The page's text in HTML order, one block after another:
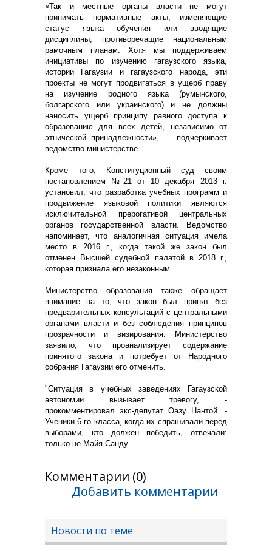
«Так и местные органы власти не могут
принимать нормативные акты, изменяющие
статус языка обучения или вводящие
дисциплины, противоречащие национальным
рамочным планам. Хотя мы поддерживаем
инициативы по изучению гагаузского языка,
истории Гагаузии и гагаузского народа, эти
проекты не могут продвигаться в ущерб праву
на изучение родного языка (румынского,
болгарского или украинского) и не должны
наносить ущерб принципу равного доступа к
образованию для всех детей, независимо от
этнической принадлежности», — подчеркивает
ведомство министерстве.
Кроме того, Конституционный суд своим
постановлением №21 от 10 декабря 2013 г.
установил, что разработка учебных программ и
продвижение языковой политики являются
исключительной прерогативой центральных
органов государственной власти. Ведомство
напоминает, что аналогичная ситуация имела
место в 2016 г., когда такой же закон был
отменен Высшей судебной палатой в 2018 г.,
которая признала его незаконным.
Министерство образования также обращает
внимание на то, что закон был принят без
предварительных консультаций с центральными
органами власти и без соблюдения принципов
прозрачности и визирования. Министерство
заявило, что проанализирует содержание
принятого закона и потребует от Народного
собрания Гагаузии его отменить.
"Ситуация в учебных заведениях Гагаузской
автономии вызывает тревогу, -
прокомментировал экс-депутат Оазу Нантой. -
Ученики 6-го класса, когда их спрашивали перед
выборами, кто должен победить, отвечали:
только не Майя Санду.
Комментарии (0)
Добавить комментарии
Новости по теме